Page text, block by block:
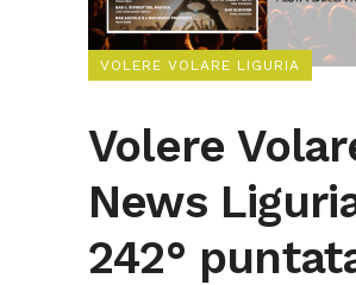
VOLERE VOLARE LIGURIA
Volere
News
242°